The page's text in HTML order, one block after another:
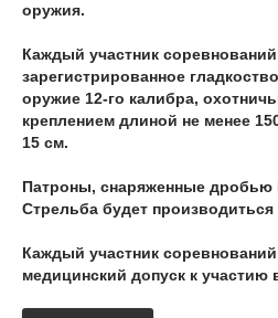
оружия.
Каждый участник
зарегистрированное
оружие 12-го калибра,
креплением длиной не менее
15 см.
Патроны, снаряженные
Стрельба будет
Каждый участник
медицинский допуск к участию